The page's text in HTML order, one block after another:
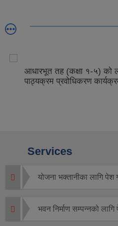
आधारभूत तह (कक्षा १-५) को
पाठ्यक्रम प्रवोधिकरण
Services
योजना भक्तानीका लागि
भवन निर्माण सम्पन्नको